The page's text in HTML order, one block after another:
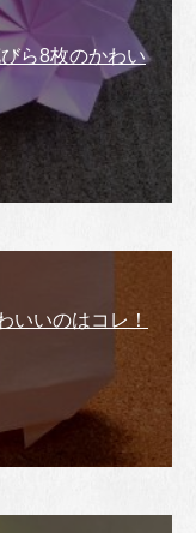
ら8枚のかわい
いいのはコレ！